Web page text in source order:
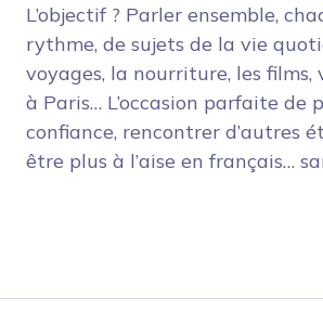
L’objectif ? Parler ensemble,
rythme, de sujets de la vie
voyages, la nourriture, les films,
à Paris… L’occasion parfaite de
confiance, rencontrer d’autres
être plus à l’aise en français…